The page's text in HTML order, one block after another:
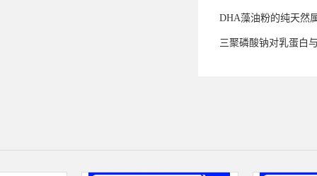
DHA藻油粉的纯天然
三聚磷酸钠对乳蛋白